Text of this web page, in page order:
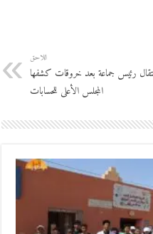
اللاحق
رئيس جماعة بعد خروقات كشفها
المجلس الأعلى للحسابات